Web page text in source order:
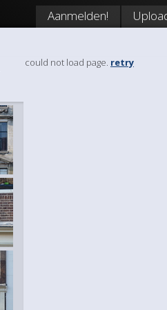
Aanmelden!
could not load page. retry